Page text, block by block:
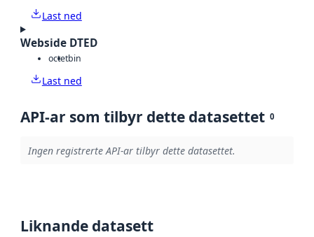
Last ned
Webside DTED
octetbin
Last ned
API-ar som tilbyr dette datasettet 0
Ingen registrerte API-ar tilbyr dette datasettet.
Liknande datasett